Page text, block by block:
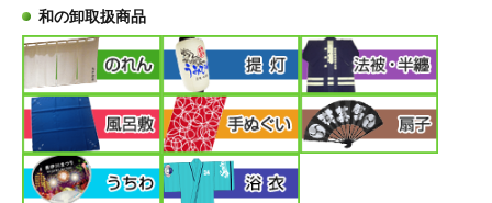
和の卸取扱商品